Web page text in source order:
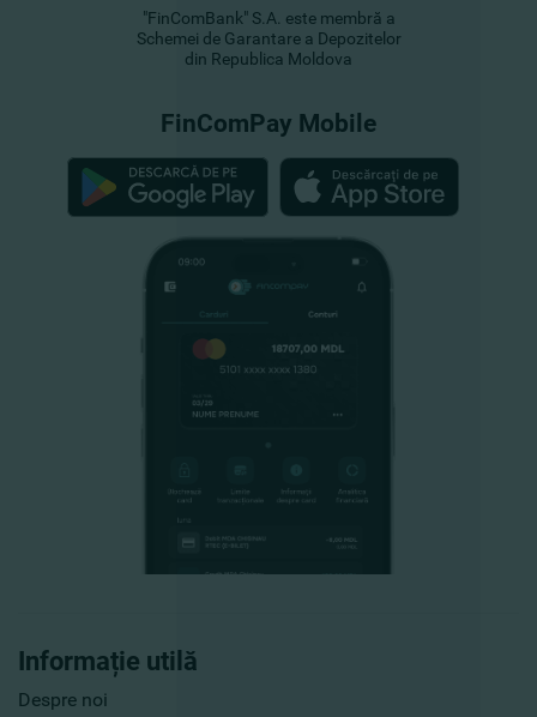
Informație utilă
Despre noi
"FinComBank" S.A. este membră a
Schemei de Garantare a Depozitelor
din Republica Moldova
FinComPay Mobile